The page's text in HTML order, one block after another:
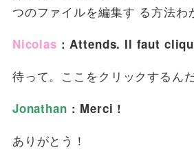
つのファイルを編集す る方法わ
Nicolas : Attends. Il faut
待って。ここをクリックするんだ
Jonathan : Merci !
ありがとう！